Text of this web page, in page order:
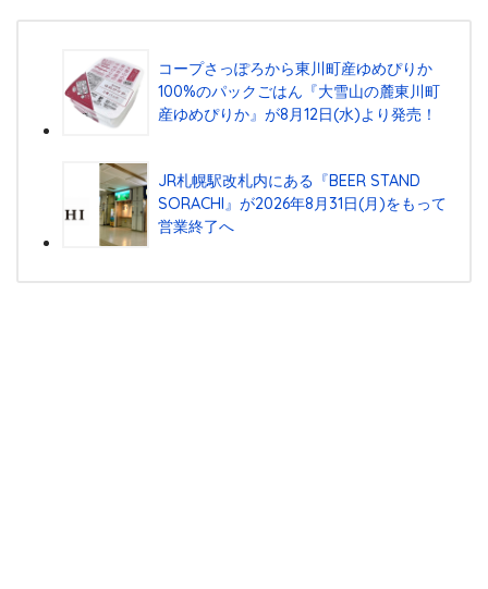
コープさっぽろから東川町産ゆめぴりか
100%のパックごはん『⼤雪⼭の麓東川町
産ゆめぴりか』が8⽉12⽇(⽔)より発売！
JR札幌駅改札内にある『BEER STAND
SORACHI』が2026年8月31日(月)をもって
営業終了へ